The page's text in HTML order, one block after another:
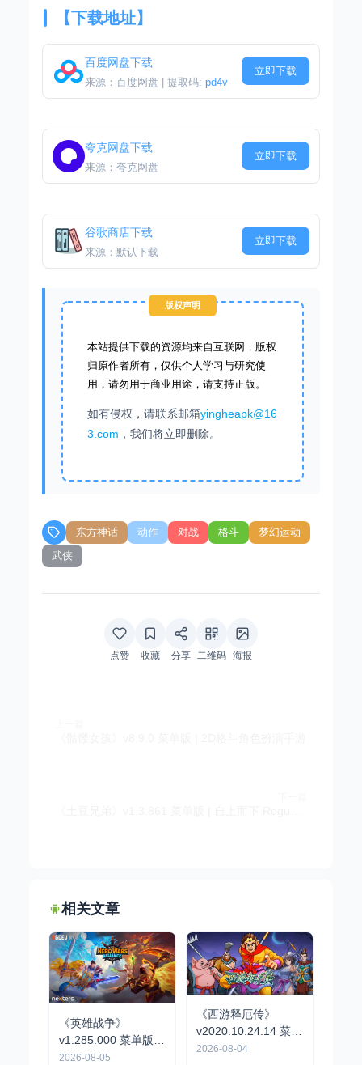
【下载地址】
百度网盘下载
来源：百度网盘 | 提取码: pd4v
立即下载
夸克网盘下载
来源：夸克网盘
立即下载
谷歌商店下载
来源：默认下载
立即下载
版权声明
本站提供下载的资源均来自互联网，版权
归原作者所有，仅供个人学习与研究使
用，请勿用于商业用途，请支持正版。
如有侵权，请联系邮箱yingheapk@16
3.com ，我们将立即删除。
东方神话 动作 对战 格斗
梦幻运动
武侠
点赞 收藏 分享 二维码 海报
相关文章
《英雄战争》
v1.285.000 菜单版 |
战略战术RPG手游
2026-08-05
《西游释厄传》
v2020.10.24.14 菜单
版｜经典街机横版动
2026-08-04